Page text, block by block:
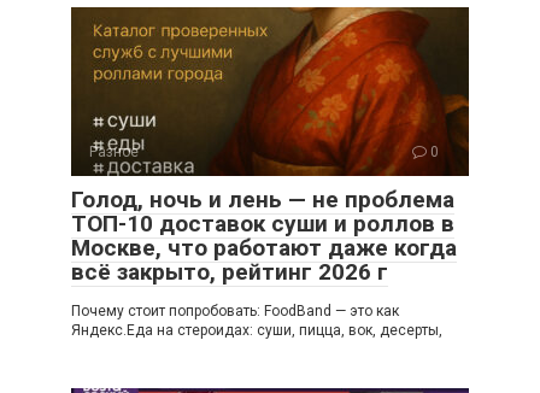
Разное 0
Голод, ночь и лень — не проблема
ТОП-10 доставок суши и роллов в
Москве, что работают даже когда
всё закрыто, рейтинг 2026 г
Почему стоит попробовать: FoodBand — это как
Яндекс.Еда на стероидах: суши, пицца, вок, десерты,